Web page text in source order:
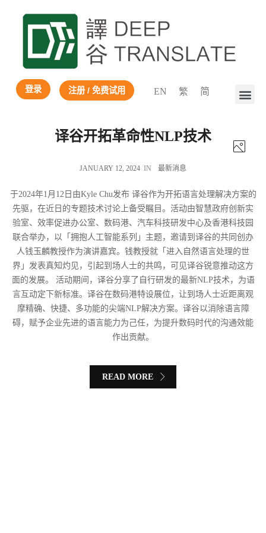
登录 注册 / 免费试用 EN 繁 简
译谷开拓革命性NLP技术
JANUARY 12, 2024 IN 最新消息
于2024年1月12日由Kyle Chu发布 译谷作为开拓语言处理解决方案的
先驱，在近日的专题技术讨论上备受瞩目。活动由智慧政府创新实
验室、效率促进办公室、数码港、汽车科技研发中心及香港科技园
联合举办，以「拥抱人工智能系列」主题，邀请到译谷的共同创办
人钱玉麟教授作为演讲嘉宾。钱教授就「进入自然语言处理的世
界」发表真知灼见，引起到场人士的共鸣，可见译谷锐意推动这方
面的发展。 活动期间，译谷分享了自行研发的最新NLP技术，为语
言互动定下新标准。译谷在数码港特设展位，让到场人士近距离观
摩精确、快捷、多功能的尖端NLP解决方案。译谷以消除语言障
碍，赋予企业先进的语言能力为己任，为提升数码时代的沟通效能
作出贡献。
READ MORE